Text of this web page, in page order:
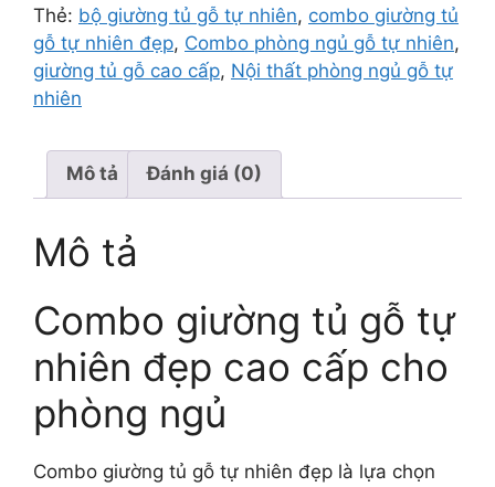
Thẻ: bộ giường tủ gỗ tự nhiên, combo giường tủ
gỗ tự nhiên đẹp, Combo phòng ngủ gỗ tự nhiên,
giường tủ gỗ cao cấp, Nội thất phòng ngủ gỗ tự
nhiên
Mô tả Đánh giá (0)
Mô tả
Combo giường tủ gỗ tự
nhiên đẹp cao cấp cho
phòng ngủ
Combo giường tủ gỗ tự nhiên đẹp là lựa chọn